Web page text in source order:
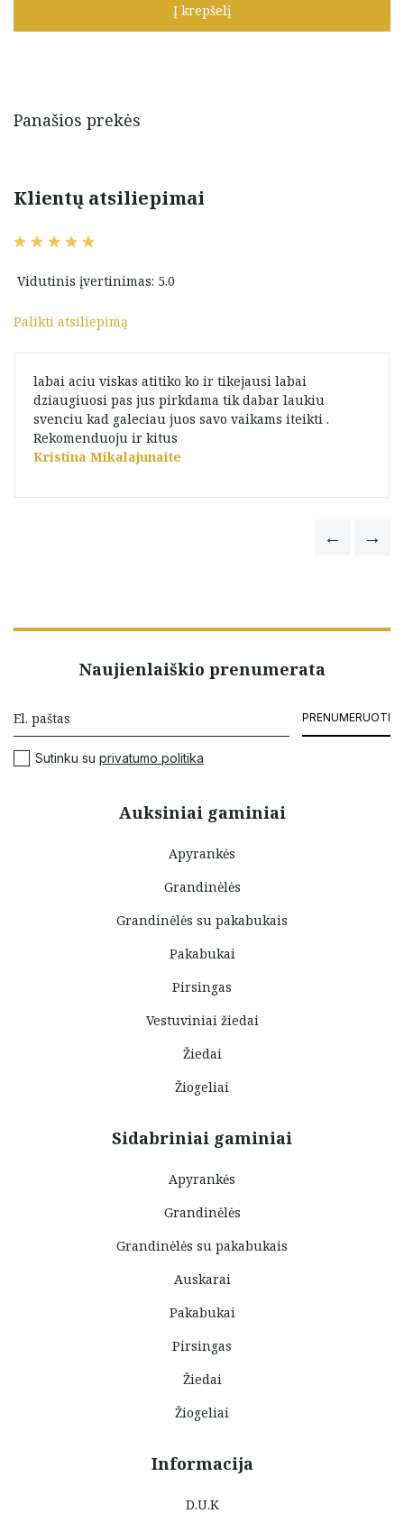
emaliu
Į krepšelį
Panašios prekės
Klientų atsiliepimai
Vidutinis įvertinimas: 5.0
Palikti atsiliepimą
labai aciu viskas atitiko ko ir tikejausi labai
dziaugiuosi pas jus pirkdama tik dabar laukiu
svenciu kad galeciau juos savo vaikams iteikti .
Rekomenduoju ir kitus
Kristina Mikalajunaite
Auksiniai gaminiai
Apyrankės
Grandinėlės
Grandinėlės su pakabukais
Pakabukai
Pirsingas
Vestuviniai žiedai
Žiedai
Žiogeliai
Sidabriniai gaminiai
Apyrankės
Grandinėlės
Grandinėlės su pakabukais
Auskarai
Pakabukai
Pirsingas
Žiedai
Žiogeliai
Informacija
D.U.K
Naujienlaiškio prenumerata
PRENUMERUOTI
Sutinku su privatumo politika